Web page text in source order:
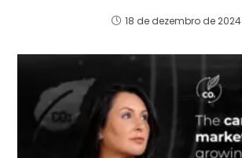
18 de dezembro de 2024